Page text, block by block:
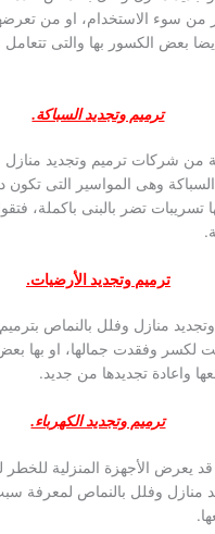
من سوء الاستخدام، او من
بعض الكسور بها والتى
ترميم وتجديد السباكة.
من شركات ترميم وتجديد منازل
وهى المواسير التى تكون
تسريبات تضر بالبنى باكملة،
ترميم وتجديد الأرضيات.
منازل وفلل بالنماص
لكسر وفقدت جمالها، او بها
واعادة تجديدها من جديد.
ترميم وتجديد الكهرباء.
قد يعرض الأجهزة المنزلية للخطر
وفلل بالنماص لمعرفة سبب